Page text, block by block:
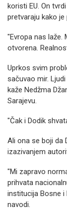
koristi EU. On
pretvaraju kako
"Evropa nas laže.
otvorena.
Uprkos svim
sačuvao mir.
kaže Nedžma
Sarajevu.
"Čak i Dodik
Ali ona se boji da
izazivanjem
"Mi zapravo
prihvata
institucija Bosne i
navodi.